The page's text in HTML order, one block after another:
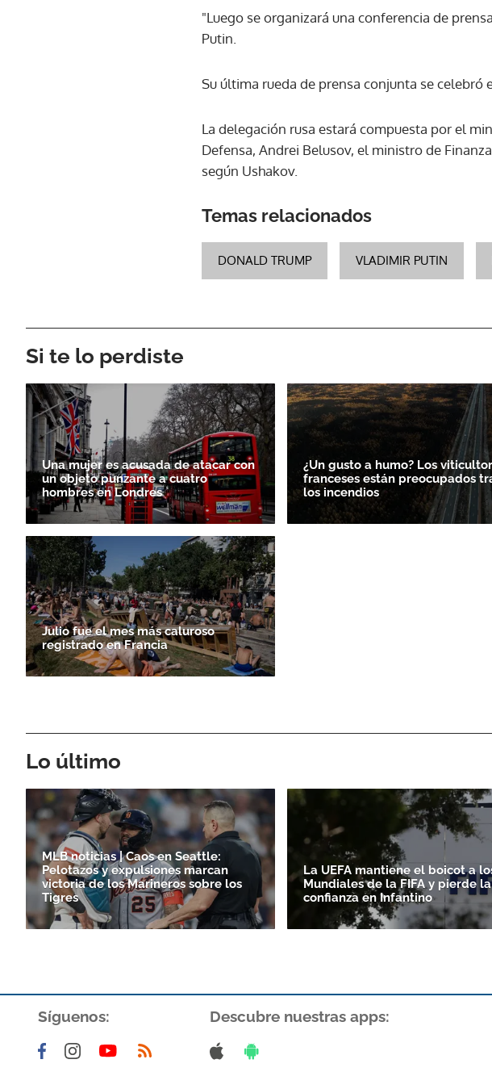
"Luego se organizará una conferencia de
Putin.
Su última rueda de prensa conjunta se celebró
La delegación rusa estará compuesta por el
Defensa, Andrei Belusov, el ministro de
según Ushakov.
Temas relacionados
DONALD TRUMP VLADIMIR PUTIN
Si te lo perdiste
Una mujer es acusada de atacar con
un objeto punzante a cuatro
hombres en Londres
¿Un gusto a humo? Los
franceses están preocupados
los incendios
Julio fue el mes más caluroso
registrado en Francia
Lo último
MLB noticias | Caos en Seattle:
Pelotazos y expulsiones marcan
victoria de los Marineros sobre los
Tigres
La UEFA mantiene el boicot a
Mundiales de la FIFA y pierde la
confianza en Infantino
Síguenos: Descubre nuestras apps: